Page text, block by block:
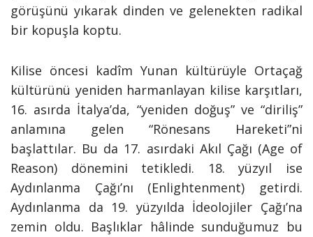
görüşünü yıkarak dinden ve gelenekten radikal
bir kopuşla koptu.
Kilise öncesi kadîm Yunan kültürüyle Ortaçağ
kültürünü yeniden harmanlayan kilise karşıtları,
16. asırda İtalya’da, “yeniden doğuş” ve “diriliş”
anlamına gelen “Rönesans Hareketi”ni
başlattılar. Bu da 17. asırdaki Akıl Çağı (Age of
Reason) dönemini tetikledi. 18. yüzyıl ise
Aydınlanma Çağı’nı (Enlightenment) getirdi.
Aydınlanma da 19. yüzyılda İdeolojiler Çağı’na
zemin oldu. Başlıklar hâlinde sunduğumuz bu